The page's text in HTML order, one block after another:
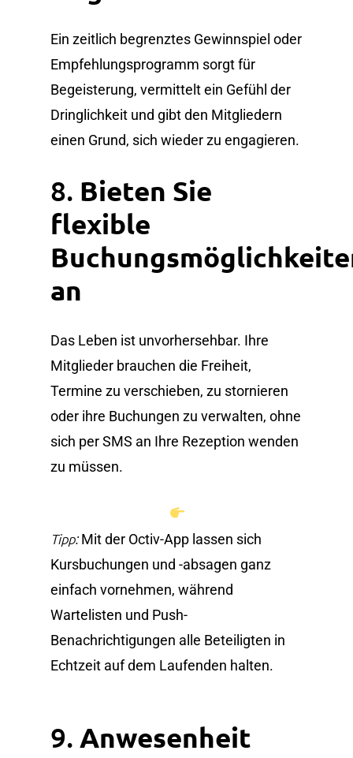
Ein zeitlich begrenztes Gewinnspiel oder
Empfehlungsprogramm sorgt für
Begeisterung, vermittelt ein Gefühl der
Dringlichkeit und gibt den Mitgliedern
einen Grund, sich wieder zu engagieren.
8. Bieten Sie
flexible
an
Das Leben ist unvorhersehbar. Ihre
Mitglieder brauchen die Freiheit,
Termine zu verschieben, zu stornieren
oder ihre Buchungen zu verwalten, ohne
sich per SMS an Ihre Rezeption wenden
zu müssen.
Tipp:Mit der Octiv-App lassen sich
Kursbuchungen und -absagen ganz
einfach vornehmen, während
Wartelisten und Push-
Benachrichtigungen alle Beteiligten in
Echtzeit auf dem Laufenden halten.
9. Anwesenheit